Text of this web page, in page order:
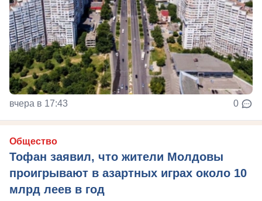
вчера в 17:43 0
Общество
Тофан заявил, что жители Молдовы
проигрывают в азартных играх около 10
млрд леев в год